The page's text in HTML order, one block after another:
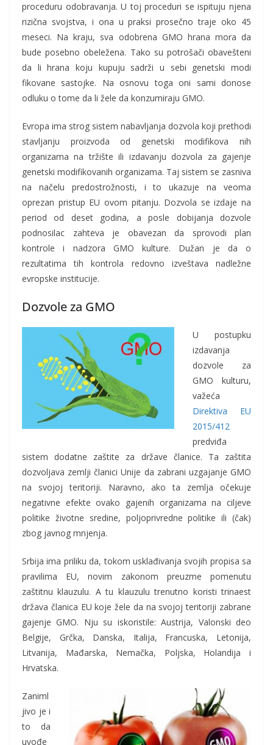
proceduru odobravanja. U toj proceduri se ispituju njena
rizična svojstva, i ona u praksi prosečno traje oko 45
meseci. Na kraju, sva odobrena GMO hrana mora da
bude posebno obeležena. Tako su potrošači obavešteni
da li hrana koju kupuju sadrži u sebi genetski modi
fikovane sastojke. Na osnovu toga oni sami donose
odluku o tome da li žele da konzumiraju GMO.
Evropa ima strog sistem nabavljanja dozvola koji prethodi
stavljanju proizvoda od genetski modifikova nih
organizama na tržište ili izdavanju dozvola za gajenje
genetski modifikovanih organizama. Taj sistem se zasniva
na načelu predostrožnosti, i to ukazuje na veoma
oprezan pristup EU ovom pitanju. Dozvola se izdaje na
period od deset godina, a posle dobijanja dozvole
podnosilac zahteva je obavezan da sprovodi plan
kontrole i nadzora GMO kulture. Dužan je da o
rezultatima tih kontrola redovno izveštava nadležne
evropske institucije.
Dozvole za GMO
U postupku
izdavanja
dozvole za
GMO kulturu,
važeća
Direktiva EU
2015/412
predviđa
sistem dodatne zaštite za države članice. Ta zaštita
dozvoljava zemlji članici Unije da zabrani uzgajanje GMO
na svojoj teritoriji. Naravno, ako ta zemlja očekuje
negativne efekte ovako gajenih organizama na ciljeve
politike životne sredine, poljoprivredne politike ili (čak)
zbog javnog mnjenja.
Srbija ima priliku da, tokom usklađivanja svojih propisa sa
pravilima EU, novim zakonom preuzme pomenutu
zaštitnu klauzulu. A tu klauzulu trenutno koristi trinaest
država članica EU koje žele da na svojoj teritoriji zabrane
gajenje GMO. Nju su iskoristile: Austrija, Valonski deo
Belgije, Grčka, Danska, Italija, Francuska, Letonija,
Litvanija, Mađarska, Nemačka, Poljska, Holandija i
Hrvatska.
Zaniml
jivo je i
to da
uvođe